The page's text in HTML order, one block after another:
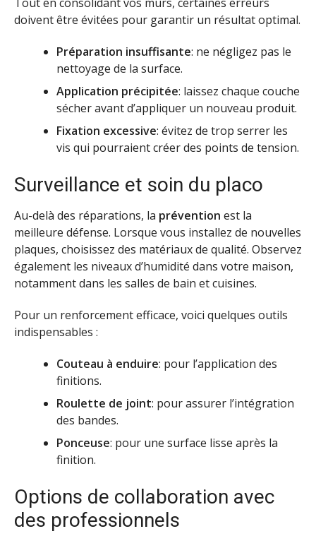
doivent être évitées pour garantir un résultat optimal.
Préparation insuffisante: ne négligez pas le
nettoyage de la surface.
Application précipitée: laissez chaque couche
sécher avant d’appliquer un nouveau produit.
Fixation excessive: évitez de trop serrer les
vis qui pourraient créer des points de tension.
Surveillance et soin du placo
Au-delà des réparations, la prévention est la
meilleure défense. Lorsque vous installez de nouvelles
plaques, choisissez des matériaux de qualité. Observez
également les niveaux d’humidité dans votre maison,
notamment dans les salles de bain et cuisines.
Pour un renforcement efficace, voici quelques outils
indispensables :
Couteau à enduire: pour l’application des
finitions.
Roulette de joint: pour assurer l’intégration
des bandes.
Ponceuse: pour une surface lisse après la
finition.
Options de collaboration avec
des professionnels